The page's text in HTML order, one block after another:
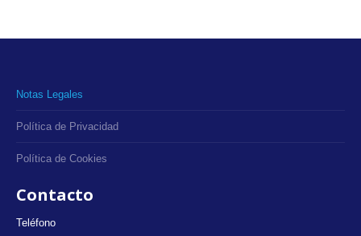
Notas Legales
Política de Privacidad
Política de Cookies
Contacto
Teléfono